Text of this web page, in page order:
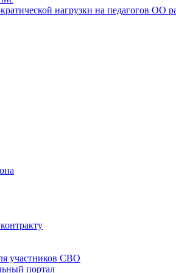
нагрузки на педагогов ОО